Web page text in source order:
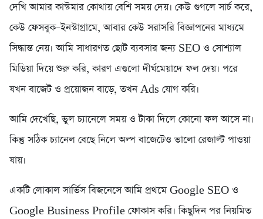
দেখি আমার কাস্টমার কোথায় বেশি সময় দেয়। কেউ গুগলে সার্চ করে,
কেউ ফেসবুক–ইনস্টাগ্রামে, আবার কেউ সরাসরি বিজ্ঞাপনের মাধ্যমে
সিদ্ধান্ত নেয়। আমি সাধারণত ছোট ব্যবসার জন্য SEO ও সোশ্যাল
মিডিয়া দিয়ে শুরু করি, কারণ এগুলো দীর্ঘমেয়াদে ফল দেয়। পরে
যখন বাজেট ও প্রয়োজন বাড়ে, তখন Ads যোগ করি।
আমি দেখেছি, ভুল চ্যানেলে সময় ও টাকা দিলে কোনো ফল আসে না।
কিন্তু সঠিক চ্যানেল বেছে নিলে অল্প বাজেটেও ভালো রেজাল্ট পাওয়া
যায়।
একটি লোকাল সার্ভিস বিজনেসে আমি প্রথমে Google SEO ও
Google Business Profile ফোকাস করি। কিছুদিন পর নিয়মিত